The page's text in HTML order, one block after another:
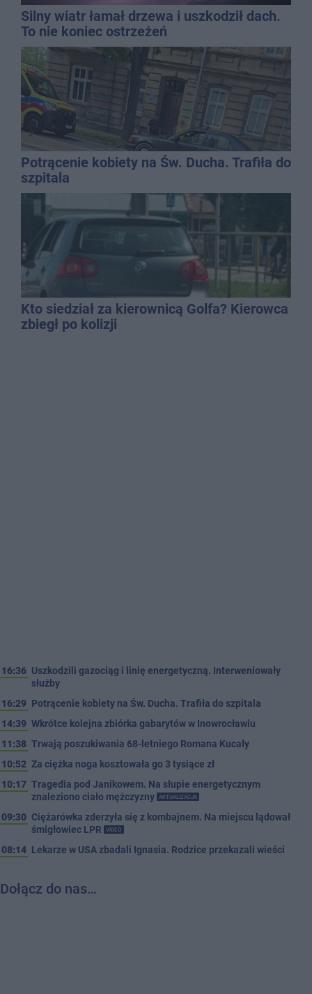
Silny wiatr łamał drzewa i uszkodził dach.
To nie koniec ostrzeżeń
Potrącenie kobiety na Św. Ducha. Trafiła do
szpitala
Kto siedział za kierownicą Golfa? Kierowca
zbiegł po kolizji
16:36 Uszkodzili gazociąg i linię energetyczną. Interweniowały
służby
16:29 Potrącenie kobiety na Św. Ducha. Trafiła do szpitala
14:39 Wkrótce kolejna zbiórka gabarytów w Inowrocławiu
11:38 Trwają poszukiwania 68-letniego Romana Kucały
10:52 Za ciężka noga kosztowała go 3 tysiące zł
10:17 Tragedia pod Janikowem. Na słupie energetycznym
znaleziono ciało mężczyzny
AKTUALIZACJA
09:30 Ciężarówka zderzyła się z kombajnem. Na miejscu lądował
śmigłowiec LPR
VIDEO
08:14 Lekarze w USA zbadali Ignasia. Rodzice przekazali wieści
Dołącz do nas…